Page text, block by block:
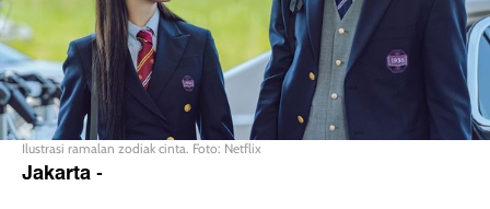
Ilustrasi ramalan zodiak cinta. Foto: Netflix
Jakarta-